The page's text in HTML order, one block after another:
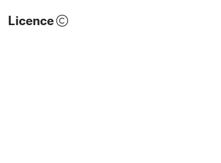
Licence